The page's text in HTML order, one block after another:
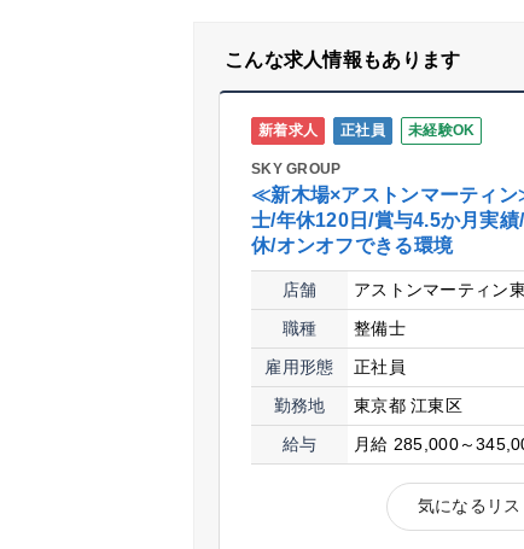
こんな求人情報もあります
新着求人 正社員 未経験OK
SKY GROUP
≪新木場×アストンマーティ
士/年休120日/賞与4.5か月実績
休/オンオフできる環境
店舗
アストンマーティン
職種
整備士
雇用形態
正社員
勤務地
東京都 江東区
給与
月給 285,000～
気になるリ